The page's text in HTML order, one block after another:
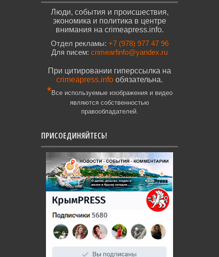
Люди, события и происшествия,
экономика и политика в центре
внимания на crimeapress.info.
Отдел рекламы: +7 (978) 977 47 96
Для писем: crimearfinfo@yandex.ru
При цитировании гиперссылка на
crimeapress.info обязательна.
*Все используемые изображения и видео
являются собственностью
правообладателей.
ПРИСОЕДИНЯЙТЕСЬ!